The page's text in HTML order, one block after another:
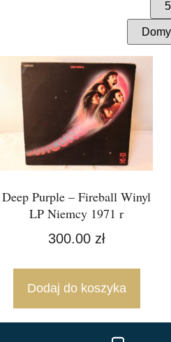
Deep Purple – Fireball Winyl
LP Niemcy 1971 r
300.00 zł
Dodaj do koszyka